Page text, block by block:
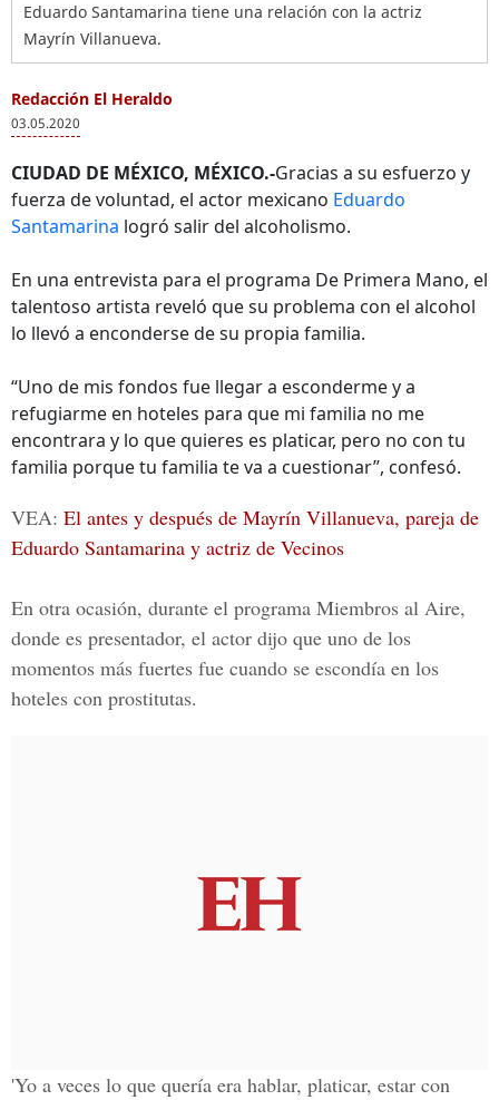
Eduardo Santamarina tiene una relación con la actriz
Mayrín Villanueva.
Redacción El Heraldo
03.05.2020
CIUDAD DE MÉXICO, MÉXICO.-Gracias a su esfuerzo y
fuerza de voluntad, el actor mexicano Eduardo
Santamarina logró salir del alcoholismo.
En una entrevista para el programa De Primera Mano, el
talentoso artista reveló que su problema con el alcohol
lo llevó a enconderse de su propia familia.
“Uno de mis fondos fue llegar a esconderme y a
refugiarme en hoteles para que mi familia no me
encontrara y lo que quieres es platicar, pero no con tu
familia porque tu familia te va a cuestionar”, confesó.
VEA: El antes y después de Mayrín Villanueva, pareja de
Eduardo Santamarina y actriz de Vecinos
En otra ocasión, durante el programa Miembros al Aire,
donde es presentador, el actor dijo que uno de los
momentos más fuertes fue cuando se escondía en los
hoteles con prostitutas.
'Yo a veces lo que quería era hablar, platicar, estar con